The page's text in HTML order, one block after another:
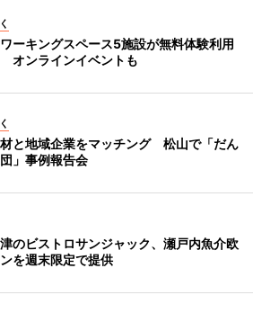
ーキングスペース5施設が無料体験利用
オンラインイベントも
と地域企業をマッチング 松山で「だん
」事例報告会
のビストロサンジャック、瀬戸内魚介欧
を週末限定で提供